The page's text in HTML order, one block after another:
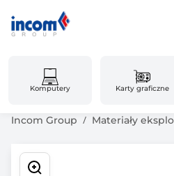
Komputery Karty graficzne
Incom Group Materiały